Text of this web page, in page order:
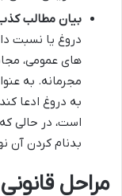
بیان مطالب
دروغ یا نسبت
های عمومی،
مجرمانه. به
به دروغ ادعا
است، در حالی
بدنام کردن آن
مراحل